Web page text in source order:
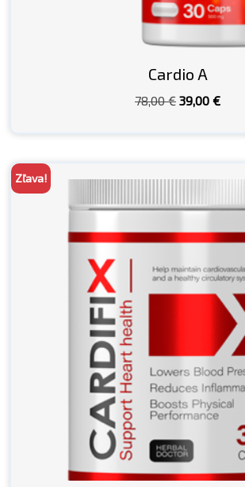
Cardio A
78,00€ Pôvodná
bola:
39,00 €
je:
Zľava!